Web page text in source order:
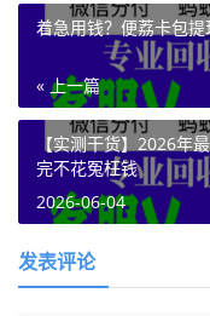
着急用钱？便荔卡包提
« 上一篇
【实测干货】2026年
完不花冤枉钱
2026-06-04
发表评论